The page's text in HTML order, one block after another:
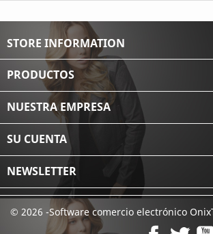
STORE INFORMATION
PRODUCTOS
NUESTRA EMPRESA
SU CUENTA
NEWSLETTER
© 2026 -Software comercio electrónico